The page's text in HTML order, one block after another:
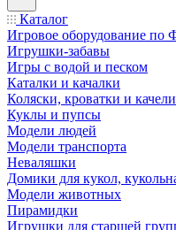
Каталог
Игровое оборудование по
Игрушки-забавы
Игры с водой и песком
Каталки и качалки
Коляски, кроватки и качели
Куклы и пупсы
Модели людей
Модели транспорта
Неваляшки
Домики для кукол,
Модели животных
Пирамидки
Игрушки для старшей